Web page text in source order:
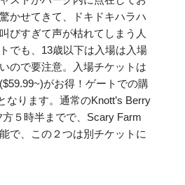
かせてきて、ドキドキハラハ
びすぎて声が枯れてしまう人
でも、13歳以下は入場は入場
ので要注意。入場チケットは
がお得！ゲートでの購
なります。通常のKnott’s Berry
５時半までで、Scary Farm
で、この２つは別チケットに